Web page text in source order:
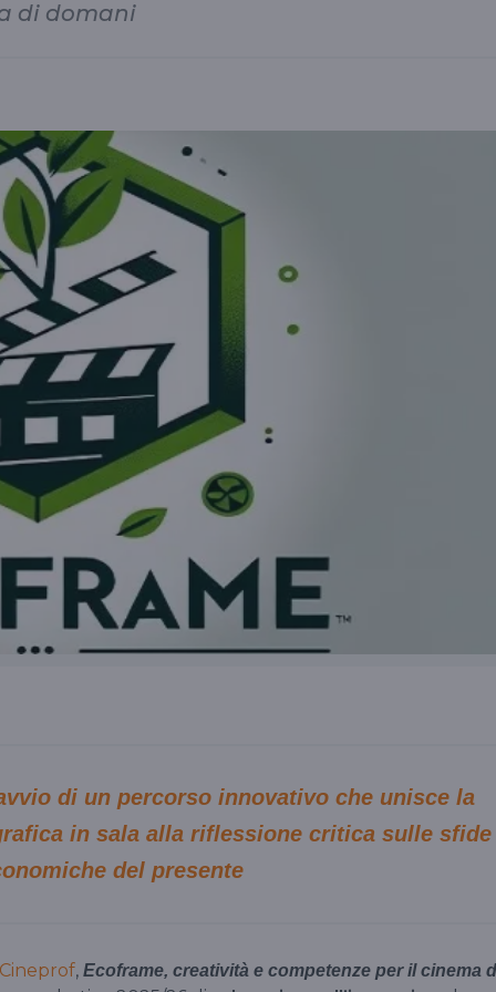
di domani
di un percorso innovativo che unisce la
in sala alla riflessione critica sulle sfide
del presente
Cineprof, Ecoframe, creatività e competenze per il cinema